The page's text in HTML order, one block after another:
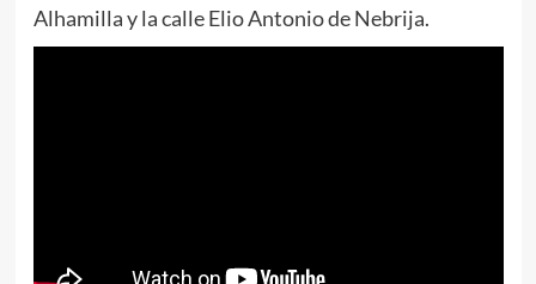
Alhamilla y la calle Elio Antonio de Nebrija.